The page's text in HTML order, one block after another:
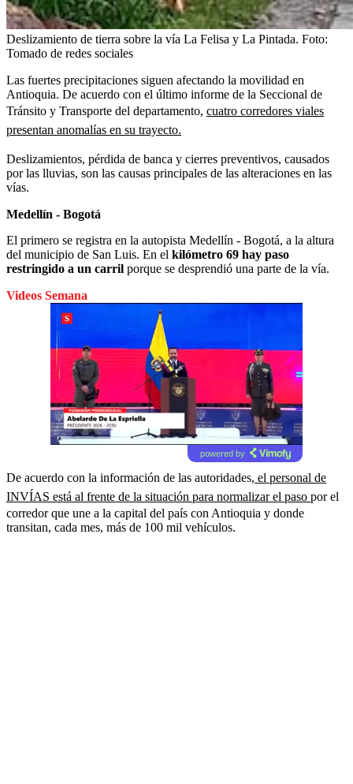
Deslizamiento de tierra sobre la vía La Felisa y La Pintada. Foto:
Tomado de redes sociales
Las fuertes precipitaciones siguen afectando la movilidad en
Antioquia. De acuerdo con el último informe de la Seccional de
Tránsito y Transporte del departamento, cuatro corredores viales
presentan anomalías en su trayecto.
Deslizamientos, pérdida de banca y cierres preventivos, causados
por las lluvias, son las causas principales de las alteraciones en las
vías.
Medellín - Bogotá
El primero se registra en la autopista Medellín - Bogotá, a la altura
del municipio de San Luis. En el kilómetro 69 hay paso
restringido a un carril porque se desprendió una parte de la vía.
Videos Semana
powered by
De acuerdo con la información de las autoridades, el personal de
INVÍAS está al frente de la situación para normalizar el paso por el
corredor que une a la capital del país con Antioquia y donde
transitan, cada mes, más de 100 mil vehículos.